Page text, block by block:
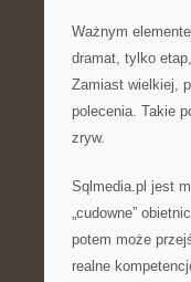
Ważnym
dramat, tylko
Zamiast wielkiej,
polecenia. Takie
zryw.
Sqlmedia.pl jest
„cudowne”
potem może
realne